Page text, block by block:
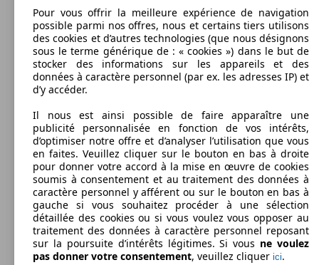
Essence
Carburant
199 g/km
Émissions de CO2 (combinées)*
Ø 8.3 l/100km
Consommation
Pour vous offrir la meilleure expérience de navigation
possible parmi nos offres, nous et certains tiers utilisons
des cookies et d’autres technologies (que nous désignons
sous le terme générique de : « cookies ») dans le but de
stocker des informations sur les appareils et des
données à caractère personnel (par ex. les adresses IP) et
d’y accéder.
Il nous est ainsi possible de faire apparaître une
publicité personnalisée en fonction de vos intérêts,
d’optimiser notre offre et d’analyser l’utilisation que vous
en faites. Veuillez cliquer sur le bouton en bas à droite
pour donner votre accord à la mise en œuvre de cookies
soumis à consentement et au traitement des données à
caractère personnel y afférent ou sur le bouton en bas à
gauche si vous souhaitez procéder à une sélection
détaillée des cookies ou si vous voulez vous opposer au
traitement des données à caractère personnel reposant
sur la poursuite d’intérêts légitimes. Si vous ne voulez
pas donner votre consentement, veuillez cliquer ici.